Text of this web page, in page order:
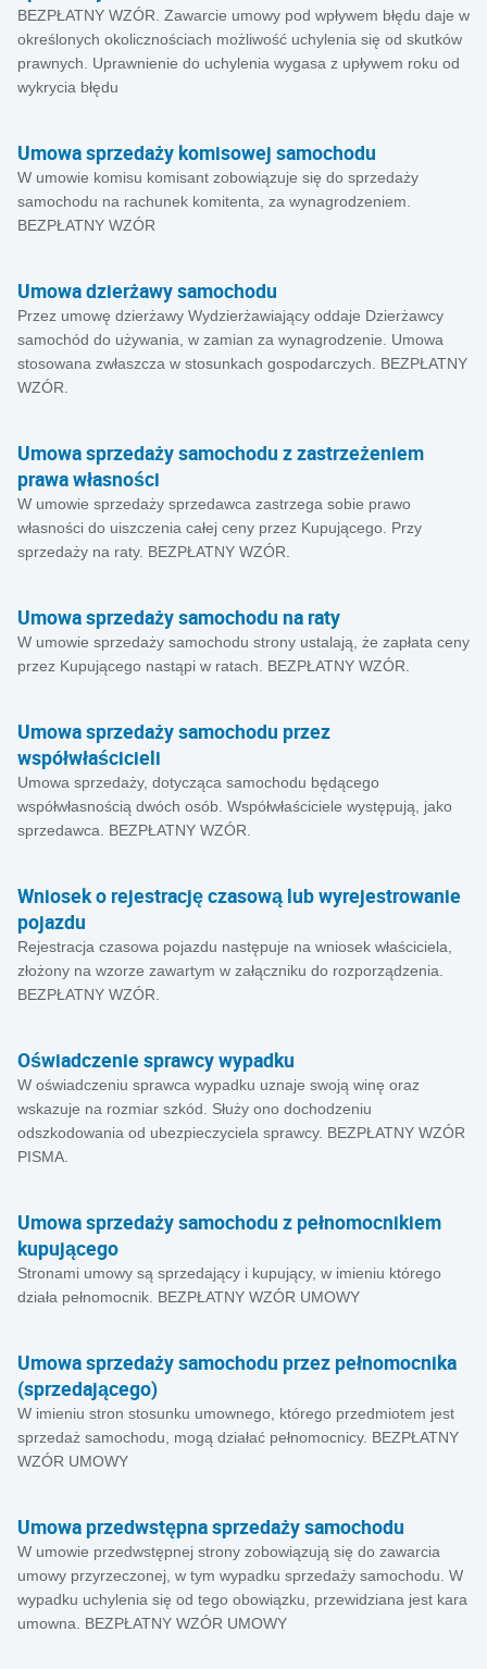
BEZPŁATNY WZÓR. Zawarcie umowy pod wpływem błędu daje w
określonych okolicznościach możliwość uchylenia się od skutków
prawnych. Uprawnienie do uchylenia wygasa z upływem roku od
wykrycia błędu
Umowa sprzedaży komisowej samochodu
W umowie komisu komisant zobowiązuje się do sprzedaży
samochodu na rachunek komitenta, za wynagrodzeniem.
BEZPŁATNY WZÓR
Umowa dzierżawy samochodu
Przez umowę dzierżawy Wydzierżawiający oddaje Dzierżawcy
samochód do używania, w zamian za wynagrodzenie. Umowa
stosowana zwłaszcza w stosunkach gospodarczych. BEZPŁATNY
WZÓR.
Umowa sprzedaży samochodu z zastrzeżeniem
prawa własności
W umowie sprzedaży sprzedawca zastrzega sobie prawo
własności do uiszczenia całej ceny przez Kupującego. Przy
sprzedaży na raty. BEZPŁATNY WZÓR.
Umowa sprzedaży samochodu na raty
W umowie sprzedaży samochodu strony ustalają, że zapłata ceny
przez Kupującego nastąpi w ratach. BEZPŁATNY WZÓR.
Umowa sprzedaży samochodu przez
współwłaścicieli
Umowa sprzedaży, dotycząca samochodu będącego
współwłasnością dwóch osób. Współwłaściciele występują, jako
sprzedawca. BEZPŁATNY WZÓR.
Wniosek o rejestrację czasową lub wyrejestrowanie
pojazdu
Rejestracja czasowa pojazdu następuje na wniosek właściciela,
złożony na wzorze zawartym w załączniku do rozporządzenia.
BEZPŁATNY WZÓR.
Oświadczenie sprawcy wypadku
W oświadczeniu sprawca wypadku uznaje swoją winę oraz
wskazuje na rozmiar szkód. Służy ono dochodzeniu
odszkodowania od ubezpieczyciela sprawcy. BEZPŁATNY WZÓR
PISMA.
Umowa sprzedaży samochodu z pełnomocnikiem
kupującego
Stronami umowy są sprzedający i kupujący, w imieniu którego
działa pełnomocnik. BEZPŁATNY WZÓR UMOWY
Umowa sprzedaży samochodu przez pełnomocnika
(sprzedającego)
W imieniu stron stosunku umownego, którego przedmiotem jest
sprzedaż samochodu, mogą działać pełnomocnicy. BEZPŁATNY
WZÓR UMOWY
Umowa przedwstępna sprzedaży samochodu
W umowie przedwstępnej strony zobowiązują się do zawarcia
umowy przyrzeczonej, w tym wypadku sprzedaży samochodu. W
wypadku uchylenia się od tego obowiązku, przewidziana jest kara
umowna. BEZPŁATNY WZÓR UMOWY